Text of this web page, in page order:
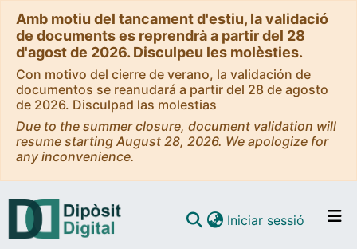
Amb motiu del tancament d'estiu, la validació
de documents es reprendrà a partir del 28
d'agost de 2026. Disculpeu les molèsties.
Con motivo del cierre de verano, la validación de
documentos se reanudará a partir del 28 de agosto
de 2026. Disculpad las molestias
Due to the summer closure, document validation will
resume starting August 28, 2026. We apologize for
any inconvenience.
Iniciar sessió (current)